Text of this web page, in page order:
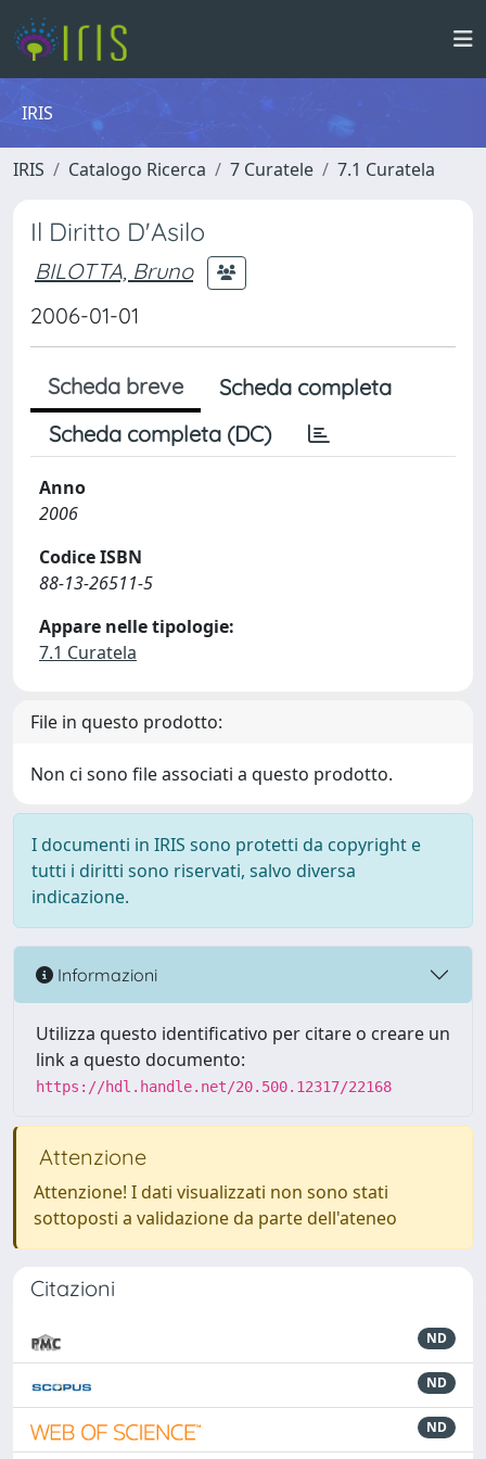
IRIS
IRIS Catalogo Ricerca 7 Curatele 7.1 Curatela
Il Diritto D'Asilo
BILOTTA, Bruno
2006-01-01
Scheda breve
Scheda completa
Scheda completa (DC)
Anno
2006
Codice ISBN
88-13-26511-5
Appare nelle tipologie:
7.1 Curatela
File in questo prodotto:
Non ci sono file associati a questo prodotto.
I documenti in IRIS sono protetti da copyright e
tutti i diritti sono riservati, salvo diversa
indicazione.
Informazioni
Utilizza questo identificativo per citare o creare un
link a questo documento:
https://hdl.handle.net/20.500.12317/22168
Attenzione
Attenzione! I dati visualizzati non sono stati
sottoposti a validazione da parte dell'ateneo
Citazioni
ND
ND
ND